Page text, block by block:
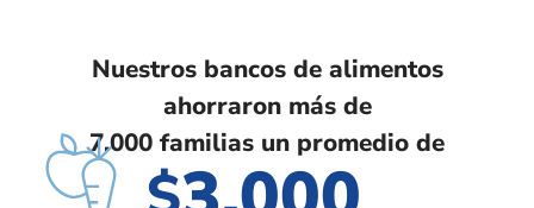
Nuestros bancos de alimentos
ahorraron más de
7.000 familias un promedio de